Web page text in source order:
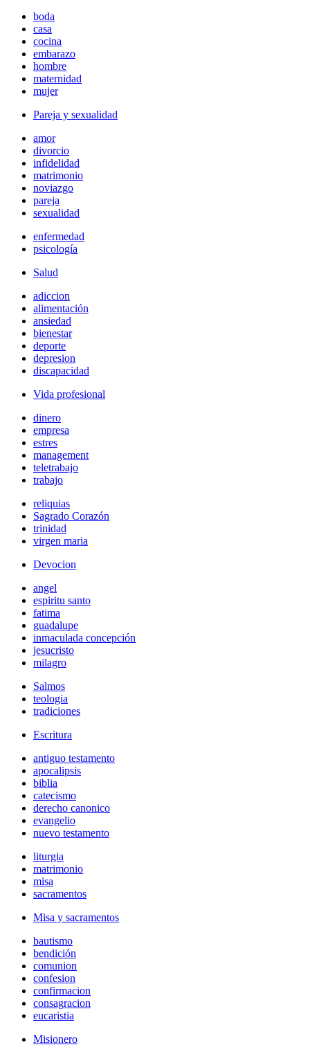
boda
casa
cocina
embarazo
hombre
maternidad
mujer
Pareja y sexualidad
amor
divorcio
infidelidad
matrimonio
noviazgo
pareja
sexualidad
enfermedad
psicología
Salud
adiccion
alimentación
ansiedad
bienestar
deporte
depresion
discapacidad
Vida profesional
dinero
empresa
estres
management
teletrabajo
trabajo
reliquias
Sagrado Corazón
trinidad
virgen maria
Devocion
angel
espiritu santo
fatima
guadalupe
inmaculada concepción
jesucristo
milagro
Salmos
teologia
tradiciones
Escritura
antiguo testamento
apocalipsis
biblia
catecismo
derecho canonico
evangelio
nuevo testamento
liturgia
matrimonio
misa
sacramentos
Misa y sacramentos
bautismo
bendición
comunion
confesion
confirmacion
consagracion
eucaristia
Misionero